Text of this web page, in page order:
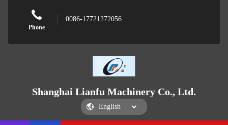
Phone
0086-17721272056
Shanghai Lianfu Machinery Co., Ltd.